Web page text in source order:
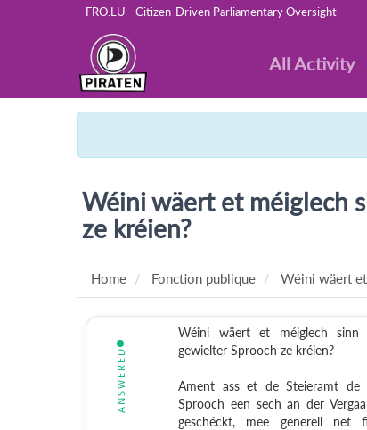
FRO.LU - Citizen-Driven Parliamentary Oversight
All Activity
Wéini wäert et méiglech
ze kréien?
Home Fonction publique Wéini wäert
ANSWERED
Wéini wäert et méiglech
gewielter Sprooch ze kréien?
Ament ass et de Steieramt de
Sprooch een sech an der
geschéckt, mee generell net